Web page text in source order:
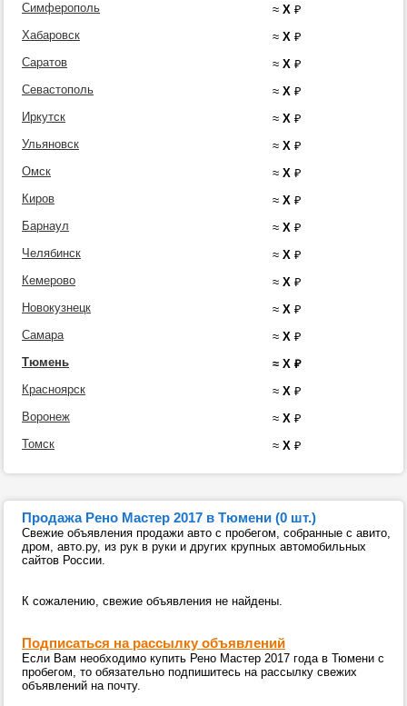
Симферополь
≈ X ₽
Хабаровск
≈ X ₽
Саратов
≈ X ₽
Севастополь
≈ X ₽
Иркутск
≈ X ₽
Ульяновск
≈ X ₽
Омск
≈ X ₽
Киров
≈ X ₽
Барнаул
≈ X ₽
Челябинск
≈ X ₽
Кемерово
≈ X ₽
Новокузнецк
≈ X ₽
Самара
≈ X ₽
Тюмень
≈ X ₽
Красноярск
≈ X ₽
Воронеж
≈ X ₽
Томск
≈ X ₽
Продажа Рено Мастер 2017 в Тюмени (0 шт.)
Свежие объявления продажи авто с пробегом, собранные с авито,
дром, авто.ру, из рук в руки и других крупных автомобильных
сайтов России.
К сожалению, свежие объявления не найдены.
Подписаться на рассылку объявлений
Если Вам необходимо купить Рено Мастер 2017 года в Тюмени с
пробегом, то обязательно подпишитесь на рассылку свежих
объявлений на почту.